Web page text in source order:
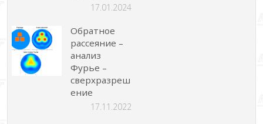
17.01.2024
Обратное
рассеяние –
анализ
Фурье –
сверхразреш
ение
17.11.2022